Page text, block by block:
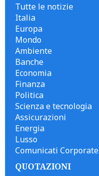
Tutte le notizie
Italia
Europa
Mondo
Ambiente
Banche
Economia
Finanza
Politica
Scienza e tecnologia
Assicurazioni
Energia
Lusso
Comunicati Corporate
QUOTAZIONI